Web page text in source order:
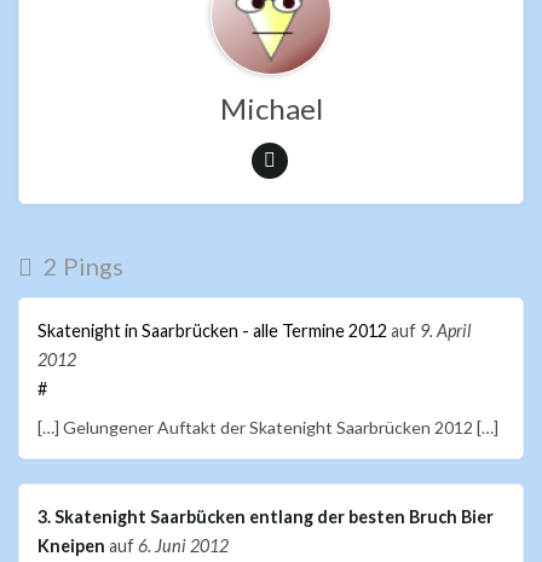
Michael
2 Pings
Skatenight in Saarbrücken - alle Termine 2012 auf 9. April
2012
#
[…] Gelungener Auftakt der Skatenight Saarbrücken 2012 […]
3. Skatenight Saarbücken entlang der besten Bruch Bier
Kneipen auf6. Juni 2012